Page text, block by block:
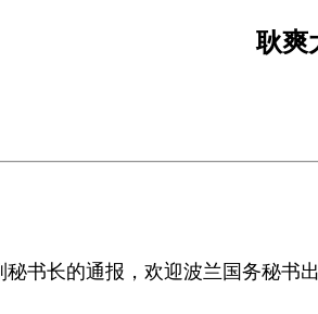
耿爽
秘书长的通报，欢迎波兰国务秘书